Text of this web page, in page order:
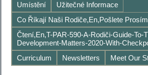
Umístění
Užitečné Informace
Co Říkají Naši Rodiče,en,Pošlete
Čtení,en,T-PAR-590-A-Rodiči-Guide-
Development-Matters-2020-With-
Curriculum
Newsletters Meet Our